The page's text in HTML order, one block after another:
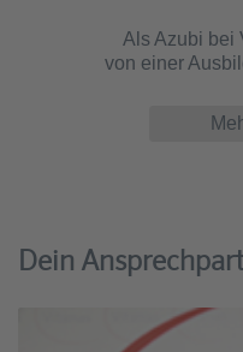
Als Azubi bei
von einer
Dein